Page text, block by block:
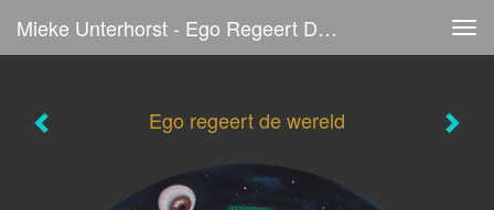
Mieke Unterhorst - Ego Regeert De Wereld
Ego regeert de wereld